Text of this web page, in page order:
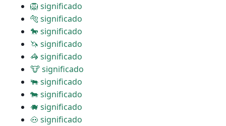
🦁 significado
🐅 significado
🐎 significado
🦄 significado
🦓 significado
🐮 significado
🐃 significado
🐄 significado
🐗 significado
🐽 significado